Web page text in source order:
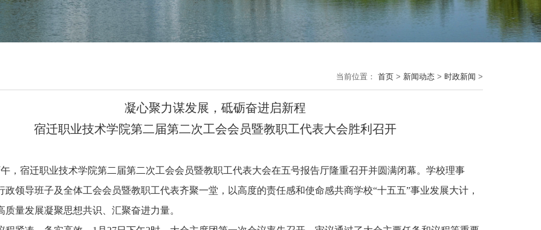
当前位置： 首页 > 新闻动态 > 时政新闻 >
凝心聚力谋发展，砥砺奋进启新程
宿迁职业技术学院第二届第二次工会会员暨教职工代表大会胜利召开
，宿迁职业技术学院第二届第二次工会会员暨教职工代表大会在五号报告厅隆重召开并圆满闭幕。学校理事
政领导班子及全体工会会员暨教职工代表齐聚一堂，以高度的责任感和使命感共商学校“十五五”事业发展大计，
质量发展凝聚思想共识、汇聚奋进力量。